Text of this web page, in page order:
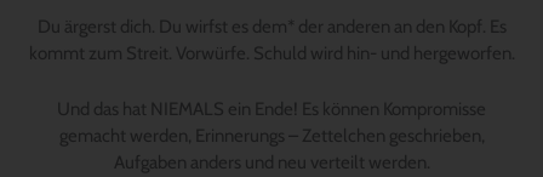
Du ärgerst dich. Du wirfst es dem* der anderen an den Kopf. Es
kommt zum Streit. Vorwürfe. Schuld wird hin- und hergeworfen.
Und das hat NIEMALS ein Ende! Es können Kompromisse
gemacht werden, Erinnerungs – Zettelchen geschrieben,
Aufgaben anders und neu verteilt werden.